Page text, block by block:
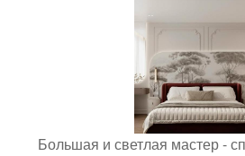
Большая и светлая мастер -